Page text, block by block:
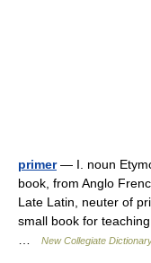
primer— I. noun
book, from Anglo
Late Latin, neuter of
small book for
New Collegiate